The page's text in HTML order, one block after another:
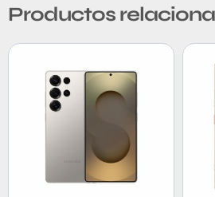
Productos